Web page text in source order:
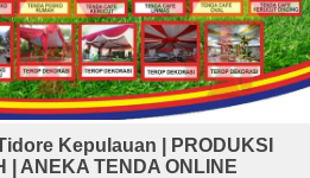
Kepulauan | PRODUKSI
| ANEKA TENDA ONLINE